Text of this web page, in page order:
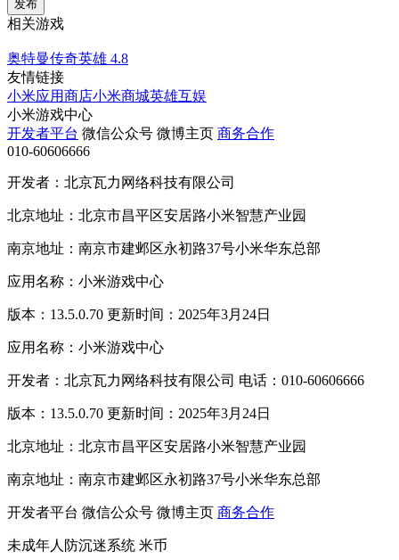
发布
相关游戏
奥特曼传奇英雄 4.8
友情链接
小米应用商店小米商城英雄互娱
小米游戏中心
开发者平台 微信公众号 微博主页 商务合作
010-60606666
开发者：北京瓦力网络科技有限公司
北京地址：北京市昌平区安居路小米智慧产业园
南京地址：南京市建邺区永初路37号小米华东总部
应用名称：小米游戏中心
版本：13.5.0.70 更新时间：2025年3月24日
应用名称：小米游戏中心
开发者：北京瓦力网络科技有限公司 电话：010-60606666
版本：13.5.0.70 更新时间：2025年3月24日
北京地址：北京市昌平区安居路小米智慧产业园
南京地址：南京市建邺区永初路37号小米华东总部
开发者平台 微信公众号 微博主页 商务合作
未成年人防沉迷系统 米币